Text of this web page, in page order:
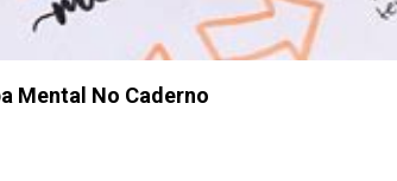
Mental No Caderno